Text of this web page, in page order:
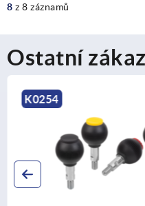
8 z 8 záznamů
Ostatní